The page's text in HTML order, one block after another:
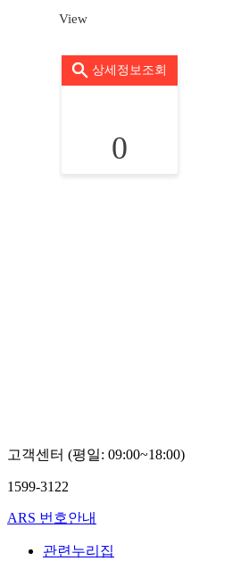
View
상세정보조회
0
고객센터 (평일: 09:00~18:00)
1599-3122
ARS 번호안내
관련누리집